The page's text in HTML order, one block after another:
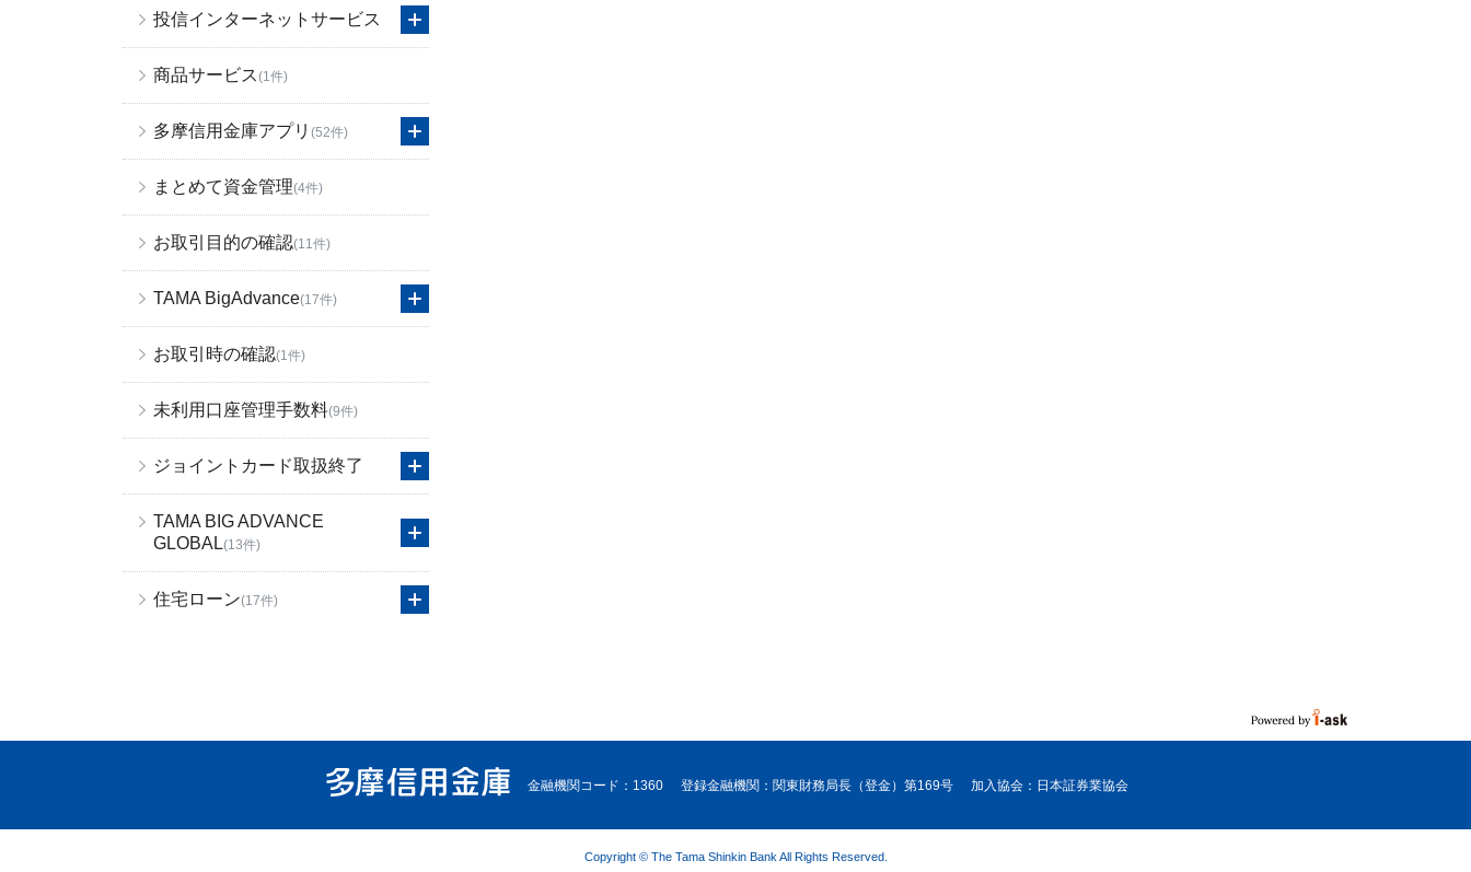
投信インターネットサービス
商品サービス(1件)
多摩信用金庫アプリ (52件)
まとめて資金管理(4件)
お取引目的の確認(11件)
TAMA BigAdvance(17件)
お取引時の確認(1件)
未利用口座管理手数料(9件)
ジョイントカード取扱終了
TAMA BIG ADVANCE
GLOBAL(13件)
住宅ローン(17件)
金融機関コード：1360 登録金融機関：関東財務局長（登金）第169号 加入協会：日本証券業協会
Copyright © The Tama Shinkin Bank All Rights Reserved.